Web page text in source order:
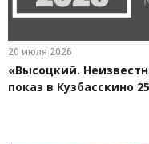
20 июля 2026
«Высоцкий.
показ в Кузбасскино